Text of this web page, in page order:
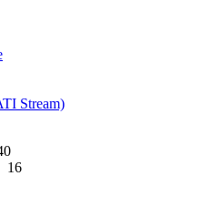
Stream)
16